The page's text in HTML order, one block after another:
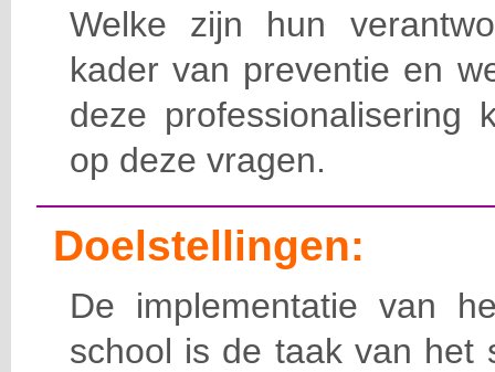
Welke zijn hun
kader van preventie en
deze professionalisering
op deze vragen.
Doelstellingen:
De implementatie van
school is de taak van het